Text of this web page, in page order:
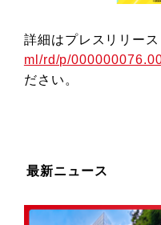
詳細はプレスリリース
ml/rd/p/
ださい。
最新ニュース